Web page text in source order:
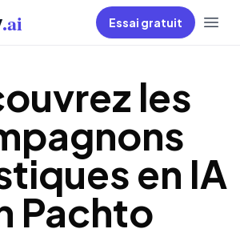
.ai Essai gratuit
les
en IA
Pachto